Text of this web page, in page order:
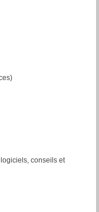
conseils et